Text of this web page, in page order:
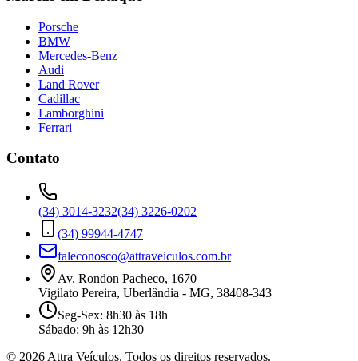
Porsche
BMW
Mercedes-Benz
Audi
Land Rover
Cadillac
Lamborghini
Ferrari
Contato
(34) 3014-3232(34) 3226-0202
(34) 99944-4747
faleconosco@attraveiculos.com.br
Av. Rondon Pacheco, 1670
Vigilato Pereira, Uberlândia - MG, 38408-343
Seg-Sex: 8h30 às 18h
Sábado: 9h às 12h30
© 2026 Attra Veículos. Todos os direitos reservados.